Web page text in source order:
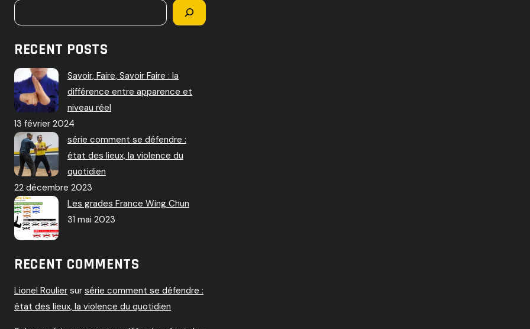
RECENT POSTS
Savoir, Faire, Savoir Faire : la
différence entre apparence et
niveau réel
13 février 2024
série comment se défendre :
état des lieux, la violence du
quotidien
22 décembre 2023
Les grades France Wing Chun
31 mai 2023
RECENT COMMENTS
Lionel Roulier sur série comment se défendre :
état des lieux, la violence du quotidien